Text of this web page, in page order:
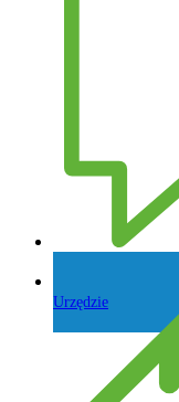
Urzędzie